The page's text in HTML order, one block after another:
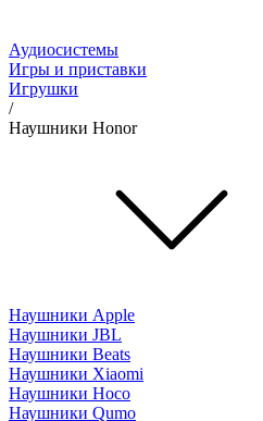
Аудиосистемы
Игры и приставки
Игрушки
/
Наушники Honor
Наушники Apple
Наушники JBL
Наушники Beats
Наушники Xiaomi
Наушники Hoco
Наушники Qumo